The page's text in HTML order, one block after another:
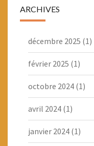
ARCHIVES
décembre 2025 (1)
février 2025 (1)
octobre 2024 (1)
avril 2024 (1)
janvier 2024 (1)